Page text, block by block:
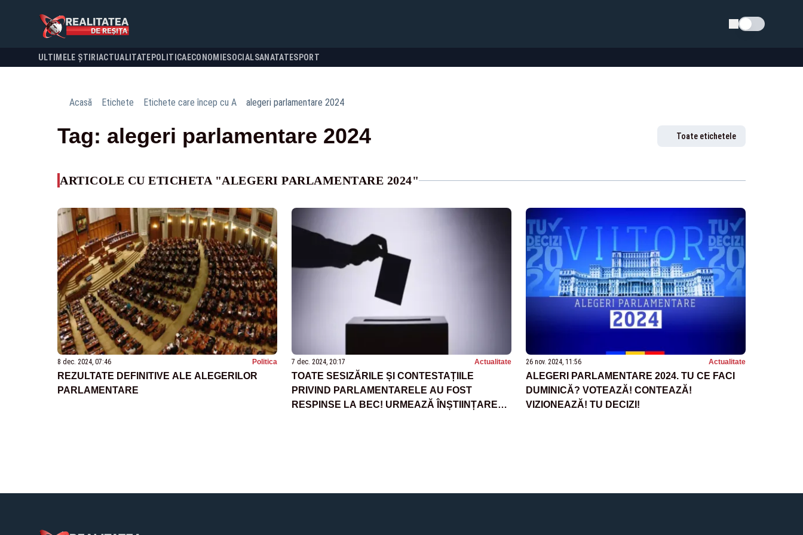
Schimba tema
ULTIMELE ȘTIRI ACTUALITATE POLITICA ECONOMIESOCIALSANATATESPORT
Acasă Etichete Etichete care încep cu A alegeri parlamentare 2024
Tag: alegeri parlamentare 2024 Toate etichetele
ARTICOLE CU ETICHETA "ALEGERI PARLAMENTARE 2024"
8 dec. 2024, 07:46 Politica
REZULTATE DEFINITIVE ALE ALEGERILOR
PARLAMENTARE
7 dec. 2024, 20:17 Actualitate
TOATE SESIZĂRILE ȘI CONTESTAȚIILE
PRIVIND PARLAMENTARELE AU FOST
RESPINSE LA BEC! URMEAZĂ ÎNȘTIINȚAREA
26 nov. 2024, 11:56 Actualitate
ALEGERI PARLAMENTARE 2024. TU CE FACI
DUMINICĂ? VOTEAZĂ! CONTEAZĂ!
VIZIONEAZĂ! TU DECIZI!